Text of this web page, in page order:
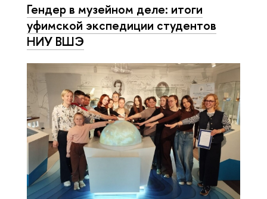
Гендер в музейном деле: итоги
уфимской экспедиции студентов
НИУ ВШЭ